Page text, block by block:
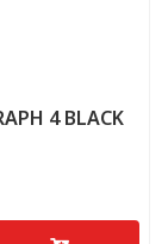
4 BLACK